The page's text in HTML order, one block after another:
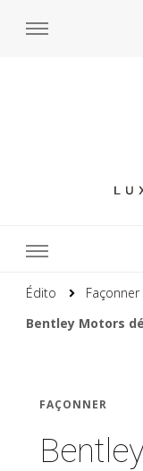
Édito
Façonner
Bentley Motors
FAÇONNER